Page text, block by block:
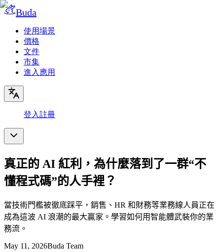
Buda
使用場景
價格
文件
市集
進入應用
登入註冊
真正的 AI 紅利，為什麼落到了一群“不
懂程式碼”的人手裡？
當技術門檻被徹底踩平，銷售、HR 和財務等業務線人員正在
成為這波 AI 浪潮的最大贏家。學習如何用智能體武裝你的業
務流。
May 11, 2026Buda Team